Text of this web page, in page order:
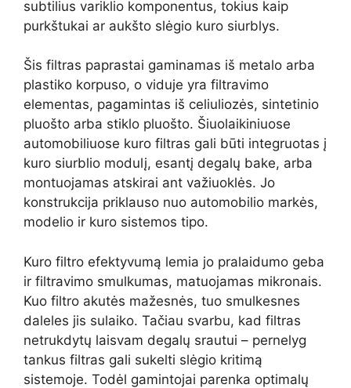
subtilius variklio komponentus, tokius kaip
purkštukai ar aukšto slėgio kuro siurblys.
Šis filtras paprastai gaminamas iš metalo arba
plastiko korpuso, o viduje yra filtravimo
elementas, pagamintas iš celiuliozės, sintetinio
pluošto arba stiklo pluošto. Šiuolaikiniuose
automobiliuose kuro filtras gali būti integruotas į
kuro siurblio modulį, esantį degalų bake, arba
montuojamas atskirai ant važiuoklės. Jo
konstrukcija priklauso nuo automobilio markės,
modelio ir kuro sistemos tipo.
Kuro filtro efektyvumą lemia jo pralaidumo geba
ir filtravimo smulkumas, matuojamas mikronais.
Kuo filtro akutės mažesnės, tuo smulkesnes
daleles jis sulaiko. Tačiau svarbu, kad filtras
netrukdytų laisvam degalų srautui – pernelyg
tankus filtras gali sukelti slėgio kritimą
sistemoje. Todėl gamintojai parenka optimalų